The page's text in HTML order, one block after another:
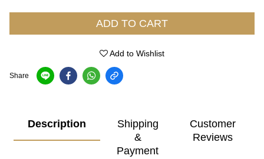
ADD TO CART
Add to Wishlist
Share
Description
Shipping
&
Payment
Customer
Reviews